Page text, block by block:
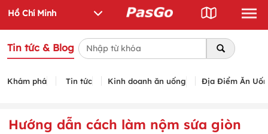
Tin tức & Blog
Khám phá Tin tức Kinh doanh ăn uống Địa Điểm Ăn
Hướng dẫn cách làm nộm sứa giòn